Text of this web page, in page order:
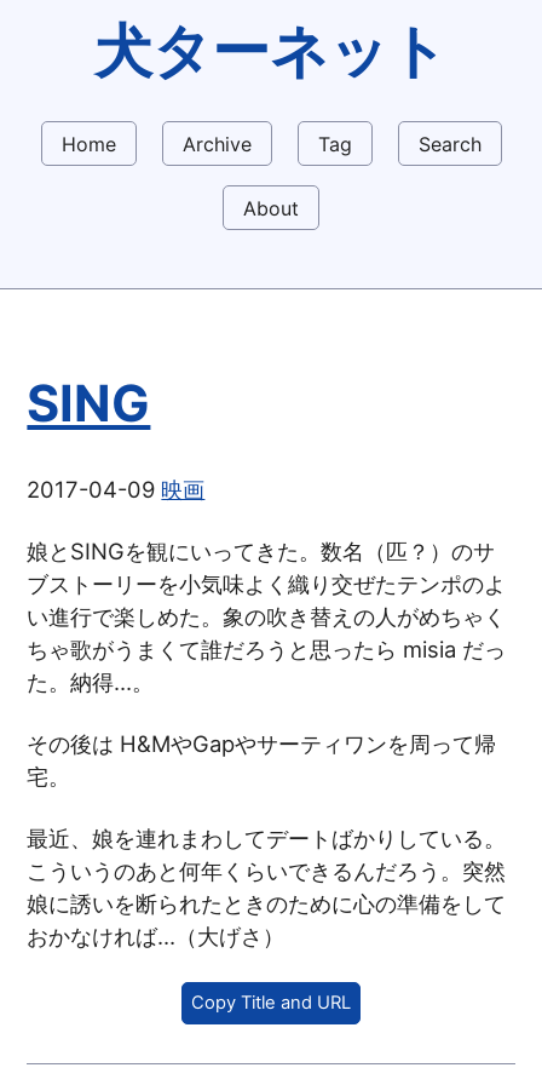
犬ターネット
Home Archive Tag Search
About
SING
2017-04-09 映画
娘とSINGを観にいってきた。数名（匹？）のサ
ブストーリーを小気味よく織り交ぜたテンポのよ
い進行で楽しめた。象の吹き替えの人がめちゃく
ちゃ歌がうまくて誰だろうと思ったら misia だっ
た。納得…。
その後は H&MやGapやサーティワンを周って帰
宅。
最近、娘を連れまわしてデートばかりしている。
こういうのあと何年くらいできるんだろう。突然
娘に誘いを断られたときのために心の準備をして
おかなければ…（大げさ）
Copy Title and URL